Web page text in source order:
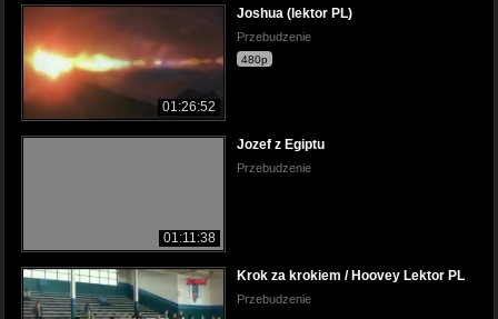
01:26:52
Joshua (lektor PL)
Przebudzenie
480p
01:11:38
Jozef z Egiptu
Przebudzenie
Krok za krokiem / Hoovey Lektor PL
Przebudzenie